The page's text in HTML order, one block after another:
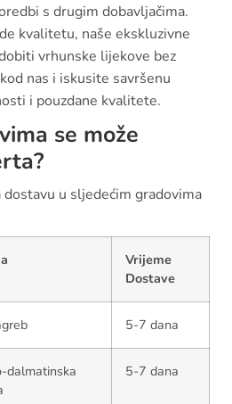
s drugim dobavljačima.
kvalitetu, naše ekskluzivne
vrhunske lijekove bez
nas i iskusite savršenu
i pouzdane kvalitete.
se može
dostavu u sljedećim gradovima
Vrijeme
Dostave
5-7 dana
dalmatinska
5-7 dana